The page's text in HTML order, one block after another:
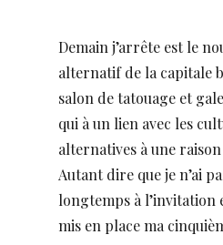
Demain j’arrête est le
alternatif de la capitale
salon de tatouage et
qui à un lien avec les
alternatives à une
Autant dire que je n’ai
longtemps à l’invitation
mis en place ma